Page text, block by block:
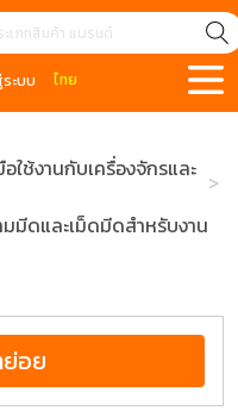
ระบบ ไทย
ช้งานกับเครื่องจักรและ
มีดและเม็ดมีดสำหรับงาน
อย